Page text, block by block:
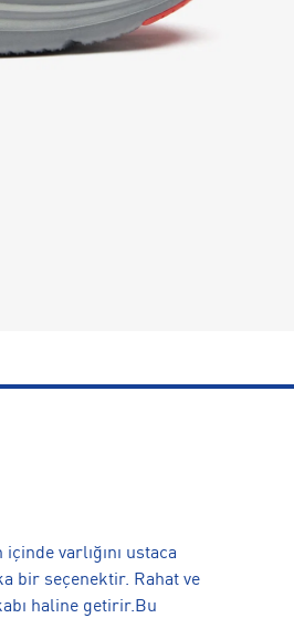
varlığını ustaca
bir seçenektir. Rahat ve
haline getirir.Bu